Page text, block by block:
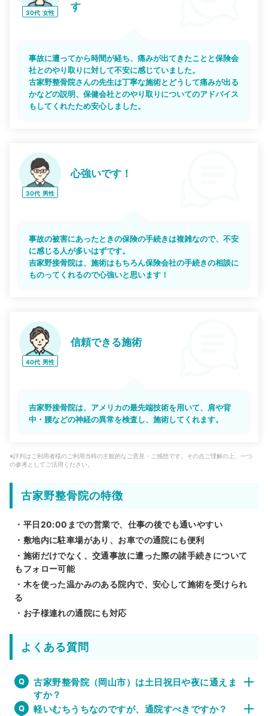
30代 女性
す
事故に遭ってから時間が経ち、痛みが出てきたことと保険会
社とのやり取りに対して不安に感じていました。
古家野整骨院さんの先生は丁寧な施術とどうして痛みが出る
かなどの説明、保健会社とのやり取りについてのアドバイス
もしてくれたため安心しました。
30代 男性
心強いです！
事故の被害にあったときの保険の手続きは複雑なので、不安
に感じる人が多いはずです。
吉家野接骨院は、施術はもちろん保険会社の手続きの相談に
ものってくれるので心強いと思います！
40代 男性
信頼できる施術
吉家野接骨院は、アメリカの最先端技術を用いて、肩や背
中・腰などの神経の異常を検査し、施術してくれます。
※評判はご利用者様のご利用当時の主観的なご意見・ご感想です。その点ご理解の上、一つ
の参考としてご活用ください。
古家野整骨院の特徴
・平日20:00までの営業で、仕事の後でも通いやすい
・敷地内に駐車場があり、お車での通院にも便利
・施術だけでなく、交通事故に遭った際の諸手続きについて
もフォロー可能
・木を使った温かみのある院内で、安心して施術を受けられ
る
・お子様連れの通院にも対応
よくある質問
古家野整骨院（岡山市）は土日祝日や夜に通えま
すか？
軽いむちうちなのですが、通院すべきですか？